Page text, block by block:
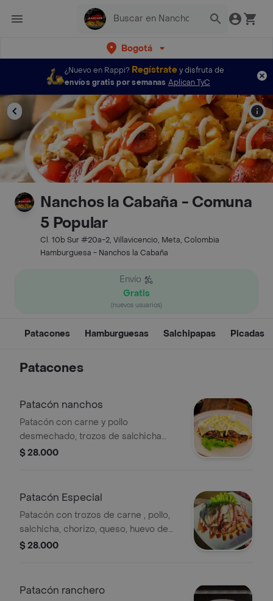
Bogotá
¿Nuevo en Rappi? Regístratey disfruta de
envíos gratis por semanas Aplican TyC
Nanchos la Cabaña - Comuna
5 Popular
Cl. 10b Sur #20a-2, Villavicencio, Meta, Colombia
Hamburguesa - Nanchos la Cabaña
Envío
Gratis
(nuevos usuarios)
Patacones Hamburguesas Salchipapas Picadas
Patacones
Patacón nanchos
Patacón con carne y pollo
desmechado, trozos de salchicha
americana, maíz, queso, huevos de
$ 28.000
Patacón Especial
Patacón con trozos de carne , pollo,
salchicha, chorizo, queso, huevo de
codorniz, salsas.
$ 28.000
Patacón ranchero